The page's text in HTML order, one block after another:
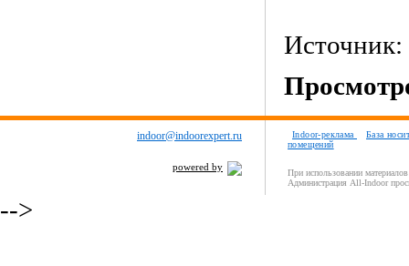
Источник:
indoor@indoorexpert.ru
powered by
Indoor-реклама
База
помещений
При использовании
Администрация All-Indoor
-->